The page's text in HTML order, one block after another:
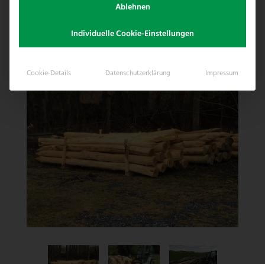
genommen werden.Ablehnen
Individuelle Cookie-Einstellungen
Cookie-Details Datenschutzerklärung Impressum